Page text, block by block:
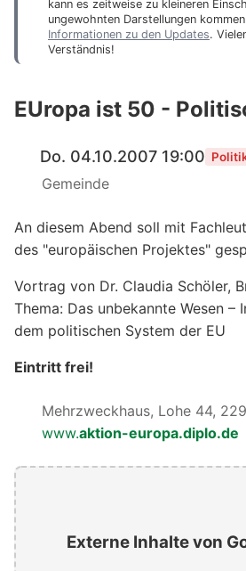
kann es zeitweise zu kleineren
ungewohnten Darstellungen
Informationen zu den Updates.
Verständnis!
EUropa ist 50 -
Do. 04.10.2007 19:00
Gemeinde
An diesem Abend soll mit
des "europäischen Projektes"
Vortrag von Dr. Claudia Schöler,
Thema: Das unbekannte Wesen –
dem politischen System der EU
Eintritt frei!
Mehrzweckhaus, Lohe 44,
www.aktion-europa.diplo.de
Externe Inhalte von